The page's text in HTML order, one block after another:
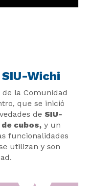
Wichi
la Comunidad
que se inició
de SIU-
de cubos, y un
funcionalidades
utilizan y son